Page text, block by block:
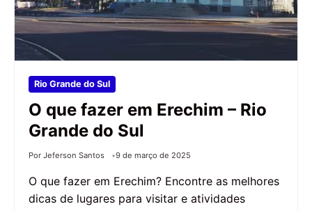
Rio Grande do Sul
O que fazer em Erechim – Rio
Grande do Sul
Por Jeferson Santos 9 de março de 2025
O que fazer em Erechim? Encontre as melhores
dicas de lugares para visitar e atividades